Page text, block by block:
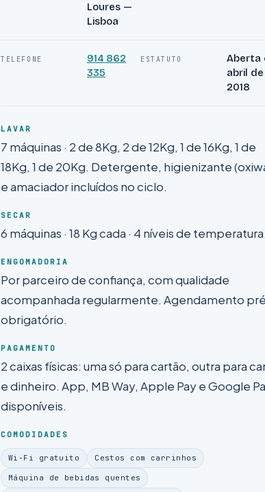
Loures —
Lisboa
TELEFONE
914 862
335
ESTATUTO
Aberta
abril de
2018
LAVAR
7 máquinas · 2 de 8Kg, 2 de 12Kg, 1 de 16Kg, 1 de
18Kg, 1 de 20Kg. Detergente, higienizante
e amaciador incluídos no ciclo.
SECAR
6 máquinas · 18 Kg cada · 4 níveis de temperatura.
ENGOMADORIA
Por parceiro de confiança, com qualidade
acompanhada regularmente. Agendamento
obrigatório.
PAGAMENTO
2 caixas físicas: uma só para cartão, outra para
e dinheiro. App, MB Way, Apple Pay e Google
disponíveis.
COMODIDADES
Wi-Fi gratuito Cestos com carrinhos
Máquina de bebidas quentes